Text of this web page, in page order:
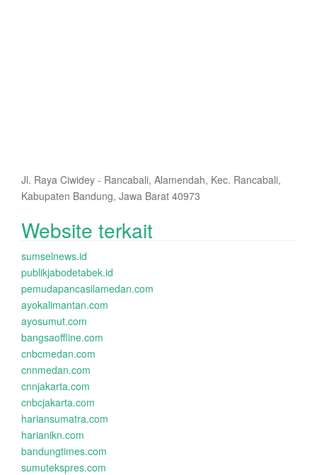
Jl. Raya Ciwidey - Rancabali, Alamendah, Kec. Rancabali,
Kabupaten Bandung, Jawa Barat 40973
Website terkait
sumselnews.id
publikjabodetabek.id
pemudapancasilamedan.com
ayokalimantan.com
ayosumut.com
bangsaoffline.com
cnbcmedan.com
cnnmedan.com
cnnjakarta.com
cnbcjakarta.com
hariansumatra.com
harianikn.com
bandungtimes.com
sumutekspres.com